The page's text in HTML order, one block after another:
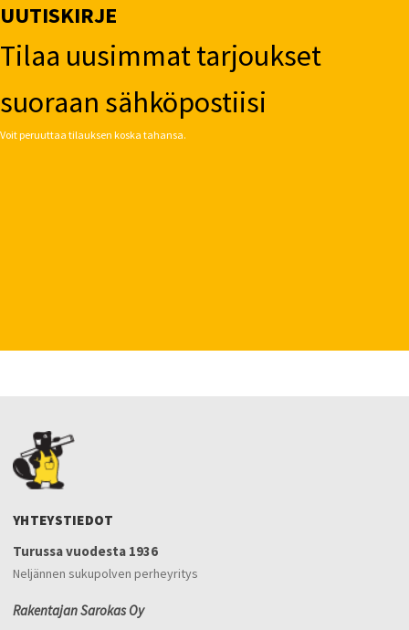
UUTISKIRJE
Tilaa uusimmat tarjoukset
suoraan sähköpostiisi
Voit peruuttaa tilauksen koska tahansa.
YHTEYSTIEDOT
Turussa vuodesta 1936
Neljännen sukupolven perheyritys
Rakentajan Sarokas Oy